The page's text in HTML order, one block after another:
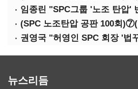
뉴스리듬